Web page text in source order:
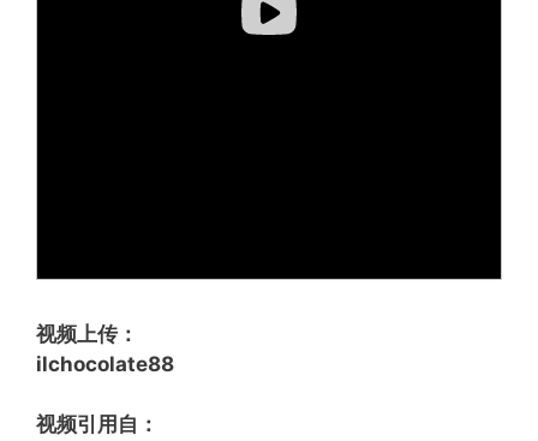
视频上传：
ilchocolate88
视频引用自：